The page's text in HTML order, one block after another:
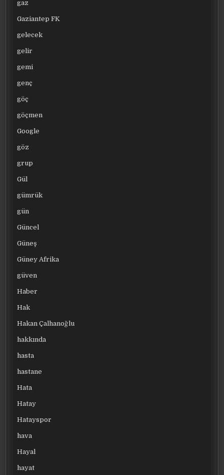
gaz
Gaziantep FK
gelecek
gelir
gemi
genç
göç
göçmen
Google
göz
grup
Gül
gümrük
gün
Güncel
Güneş
Güney Afrika
güven
Haber
Hak
Hakan Çalhanoğlu
hakkında
hasta
hastane
Hata
Hatay
Hatayspor
hava
Hayal
hayat